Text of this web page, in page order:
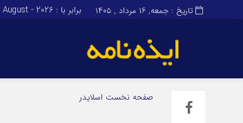
تاریخ : جمعه, ۱۶ مرداد , ۱۴۰۵ برابر با : Friday - 7 - August - 2026
برگه نمونهصفحه نخست اسلایدر